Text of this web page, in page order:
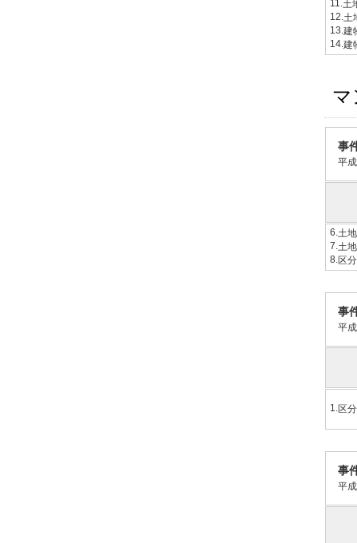
11.土
12.土
13.建
14.建
マ
事
平
6.土地
7.土地
8.区
事
平
1.区
事
平